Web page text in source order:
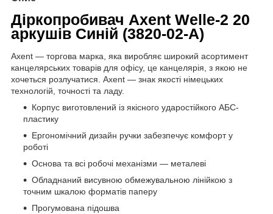
Діркопробивач Axent Welle-2 20
аркушів Синій (3820-02-А)
Axent — торгова марка, яка виробляє широкий асортимент
канцелярських товарів для офісу, це канцелярія, з якою не
хочеться розлучатися. Axent — знак якості німецьких
технологій, точності та ладу.
Корпус виготовлений із якісного ударостійкого АБС-
пластику
Ергономічний дизайн ручки забезпечує комфорт у
роботі
Основа та всі робочі механізми — металеві
Обладнаний висувною обмежувальною лінійкою з
точним шкалою форматів паперу
Прогумована підошва